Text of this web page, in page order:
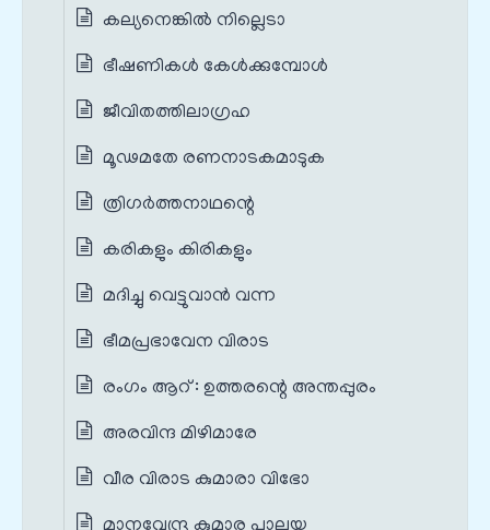
കല്യനെങ്കിൽ നില്ലെടാ
ഭീഷണികൾ കേൾക്കുമ്പോൾ
ജീവിതത്തിലാഗ്രഹ
മൂഢമതേ രണനാടകമാടുക
ത്രിഗർത്തനാഥന്റെ
കരികളും കിരികളും
മദിച്ചു വെട്ടുവാൻ വന്ന
ഭീമപ്രഭാവേന വിരാട
രംഗം ആറ് : ഉത്തരന്റെ അന്തപ്പുരം
അരവിന്ദ മിഴിമാരേ
വീര വിരാട കുമാരാ വിഭോ